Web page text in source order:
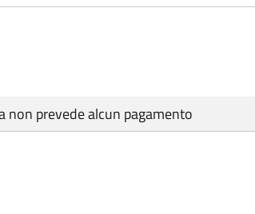
non prevede alcun pagamento